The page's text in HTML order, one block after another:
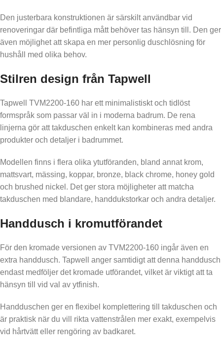
Den justerbara konstruktionen är särskilt användbar vid
renoveringar där befintliga mått behöver tas hänsyn till. Den ger
även möjlighet att skapa en mer personlig duschlösning för
hushåll med olika behov.
Stilren design från Tapwell
Tapwell TVM2200-160 har ett minimalistiskt och tidlöst
formspråk som passar väl in i moderna badrum. De rena
linjerna gör att takduschen enkelt kan kombineras med andra
produkter och detaljer i badrummet.
Modellen finns i flera olika ytutföranden, bland annat krom,
mattsvart, mässing, koppar, bronze, black chrome, honey gold
och brushed nickel. Det ger stora möjligheter att matcha
takduschen med blandare, handdukstorkar och andra detaljer.
Handdusch i kromutförandet
För den kromade versionen av TVM2200-160 ingår även en
extra handdusch. Tapwell anger samtidigt att denna handdusch
endast medföljer det kromade utförandet, vilket är viktigt att ta
hänsyn till vid val av ytfinish.
Handduschen ger en flexibel komplettering till takduschen och
är praktisk när du vill rikta vattenstrålen mer exakt, exempelvis
vid hårtvätt eller rengöring av badkaret.